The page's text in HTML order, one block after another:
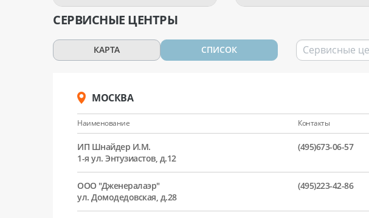
СЕРВИСНЫЕ ЦЕНТРЫ
КАРТА СПИСОК
МОСКВА
Наименование Контакты
ИП Шнайдер И.М.
1-я ул. Энтузиастов, д.12
(495)673-06-57
ООО "Дженералаэр"
ул. Домодедовская, д.28
(495)223-42-86